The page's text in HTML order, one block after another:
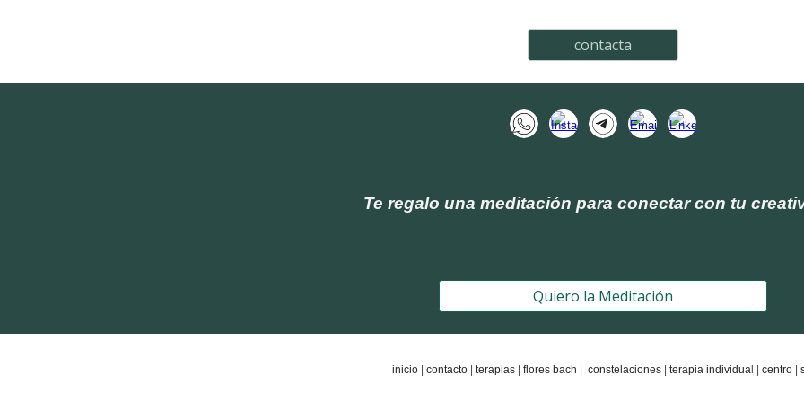
contacta
Te regalo una meditación para conectar con tu
Quiero la Meditación
inicio| contacto| terapias| flores bach constelaciones| terapia individual | centro|